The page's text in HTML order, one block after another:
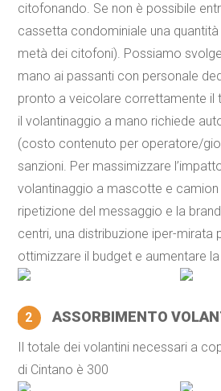
citofonando. Se non è possibile
cassetta condominiale una
metà dei citofoni). Possiamo
mano ai passanti con personale
pronto a veicolare correttamente il
il volantinaggio a mano richiede
(costo contenuto per operatore/
sanzioni. Per massimizzare
volantinaggio a mascotte e camion
ripetizione del messaggio e la
centri, una distribuzione iper-mirata
ottimizzare il budget e aumentare
2 ASSORBIMENTO
Il totale dei volantini necessari a
di Cintano è 300